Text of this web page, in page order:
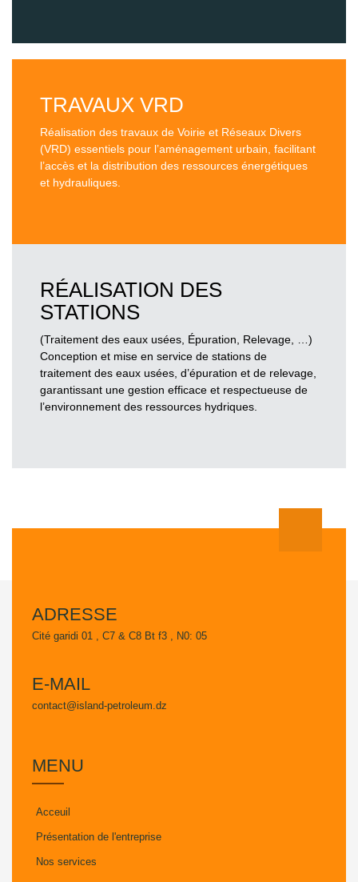
TRAVAUX VRD
Réalisation des travaux de Voirie et Réseaux Divers
(VRD) essentiels pour l’aménagement urbain, facilitant
l’accès et la distribution des ressources énergétiques
et hydrauliques.
RÉALISATION DES
STATIONS
(Traitement des eaux usées, Épuration, Relevage, …)
Conception et mise en service de stations de
traitement des eaux usées, d’épuration et de relevage,
garantissant une gestion efficace et respectueuse de
l’environnement des ressources hydriques.
ADRESSE
Cité garidi 01 , C7 & C8 Bt f3 , N0: 05
E-MAIL
contact@island-petroleum.dz
MENU
Acceuil
Présentation de l'entreprise
Nos services